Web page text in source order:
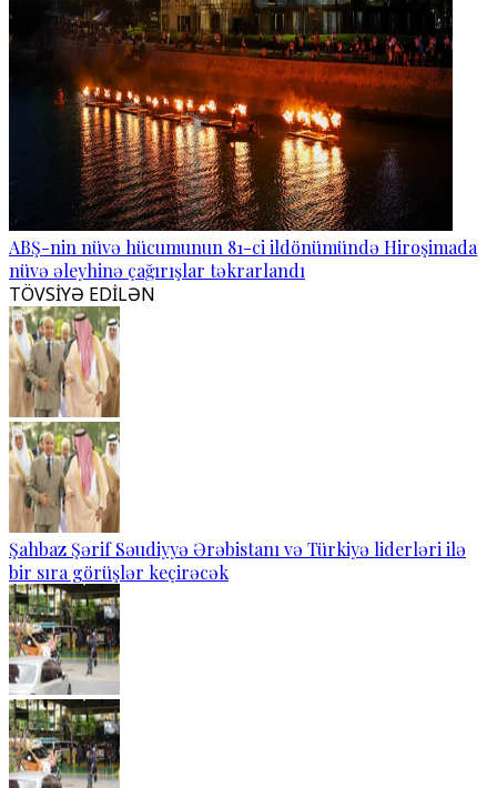
ABŞ-nin nüvə hücumunun 81-ci ildönümündə Hiroşimada
nüvə əleyhinə çağırışlar təkrarlandı
TÖVSİYƏ EDİLƏN
Şahbaz Şərif Səudiyyə Ərəbistanı və Türkiyə liderləri ilə
bir sıra görüşlər keçirəcək